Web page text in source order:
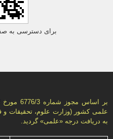
برای دسترسی به
به دریافت درجه «علمى» گردید.